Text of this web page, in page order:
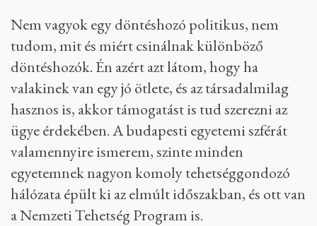
Nem vagyok egy döntéshozó politikus, nem
tudom, mit és miért csinálnak különböző
döntéshozók. Én azért azt látom, hogy ha
valakinek van egy jó ötlete, és az társadalmilag
hasznos is, akkor támogatást is tud szerezni az
ügye érdekében. A budapesti egyetemi szférát
valamennyire ismerem, szinte minden
egyetemnek nagyon komoly tehetséggondozó
hálózata épült ki az elmúlt időszakban, és ott van
a Nemzeti Tehetség Program is.